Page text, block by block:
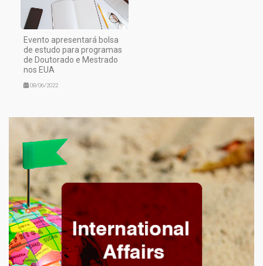
Evento apresentará bolsa
de estudo para programas
de Doutorado e Mestrado
nos EUA
08/06/2022